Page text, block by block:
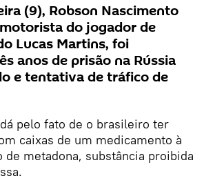
(9), Robson Nascimento
do jogador de
Lucas Martins, foi
anos de prisão na Rússia
e tentativa de tráfico de
pelo fato de o brasileiro ter
caixas de um medicamento à
de metadona, substância proibida